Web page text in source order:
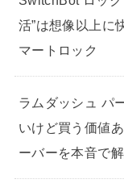
活”は想像以上に
マートロック
ラムダッシュ パ
いけど買う価値
ーバーを本音で